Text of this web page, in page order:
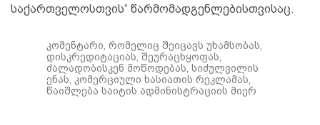
საქართველოსთვის“ წარმომადგენლებისთვისაც.
კომენტარი, რომელიც შეიცავს უხამსობას,
დისკრედიტაციას, შეურაცხყოფას,
ძალადობისკენ მოწოდებას, სიძულვილის
ენას, კომერციული ხასიათის რეკლამას,
წაიშლება საიტის ადმინისტრაციის მიერ